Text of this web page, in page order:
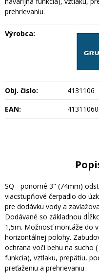
prehrievaniu.
Výrobca:
Obj. čislo:
4131106
EAN:
SQ - ponorné 3" (74mm)
viacstupňové čerpadlo do
pre dodávku vody a
Dodávané so základnou
1,5m. Možnosť montáže do
horizontálnej polohy.
ochrana voči behu na sucho
funkcia), vztlaku, prepätiu,
preťaženiu a prehrievaniu.